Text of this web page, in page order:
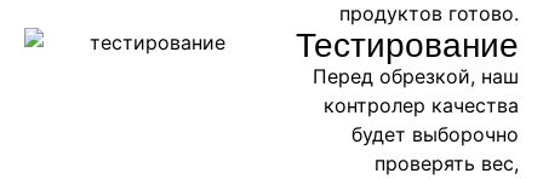
продуктов готово.
Тестирование
Перед обрезкой, наш
контролер качества
будет выборочно
проверять вес,